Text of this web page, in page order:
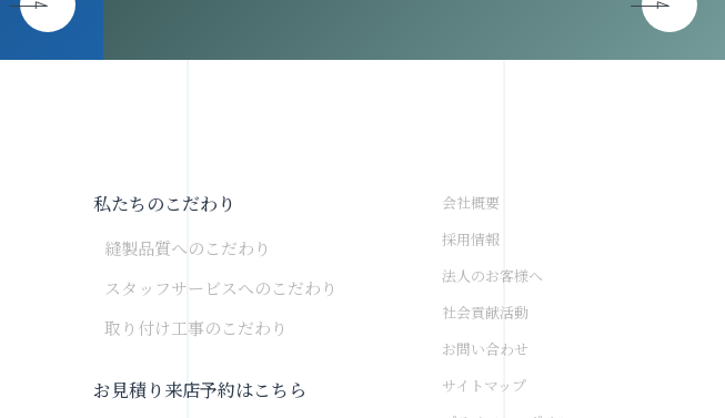
私たちのこだわり
縫製品質へのこだわり
スタッフサービスへのこだわり
取り付け工事のこだわり
お見積り来店予約はこちら
会社概要
採用情報
法人のお客様へ
社会貢献活動
お問い合わせ
サイトマップ